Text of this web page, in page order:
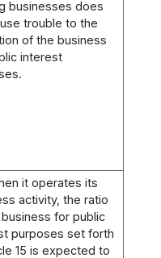
businesses does
trouble to the
of the business
interest
it operates its
activity, the ratio
for public
purposes set forth
15 is expected to